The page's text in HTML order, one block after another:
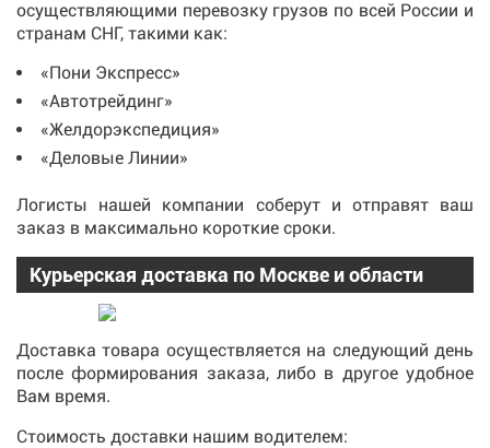
осуществляющими перевозку грузов по всей России и
странам СНГ, такими как:
«Пони Экспресс»
«Автотрейдинг»
«Желдорэкспедиция»
«Деловые Линии»
Логисты нашей компании соберут и отправят ваш
заказ в максимально короткие сроки.
Курьерская доставка по Москве и области
Доставка товара осуществляется на следующий день
после формирования заказа, либо в другое удобное
Вам время.
Стоимость доставки нашим водителем: